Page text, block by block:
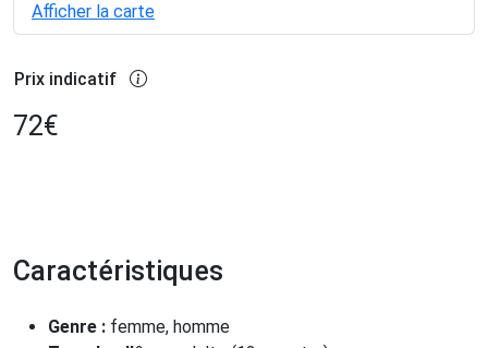
Afficher la carte
Prix indicatif
72€
Caractéristiques
Genre : femme, homme